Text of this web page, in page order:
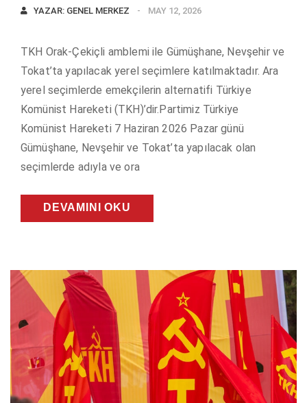
YAZAR: GENEL MERKEZ MAY 12, 2026
TKH Orak-Çekiçli amblemi ile Gümüşhane, Nevşehir ve
Tokat’ta yapılacak yerel seçimlere katılmaktadır. Ara
yerel seçimlerde emekçilerin alternatifi Türkiye
Komünist Hareketi (TKH)’dir.Partimiz Türkiye
Komünist Hareketi 7 Haziran 2026 Pazar günü
Gümüşhane, Nevşehir ve Tokat’ta yapılacak olan
seçimlerde adıyla ve ora
DEVAMINI OKU